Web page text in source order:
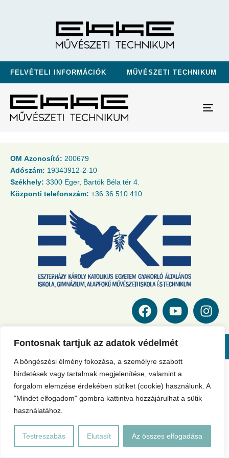
Fontosnak tartjuk az adatok védelmét
A böngészési élmény fokozása, a személyre szabott
hirdetések vagy tartalmak megjelenítése, valamint a
forgalom elemzése érdekében sütiket (cookie) használunk. A
"Mindet elfogadom" gombra kattintva hozzájárulhat a sütik
használatához.
Testreszabás Elutasít Az összes elfogadása
FELVÉTELI INFORMÁCIÓK MŰVÉSZETI TECHNIKUM
OM Azonosító: 200679
Adószám: 19343912-2-10
Székhely: 3300 Eger, Bartók Béla tér 4.
Központi telefonszám: +36 36 510 410
@ EKKE Gyakorló - Technikum 2024